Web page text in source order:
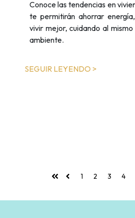
Conoce las tendencias en
te permitirán ahorrar
vivir mejor, cuidando al
ambiente.
SEGUIR LEYENDO >
PrimeraAnterior
1 2 3 4